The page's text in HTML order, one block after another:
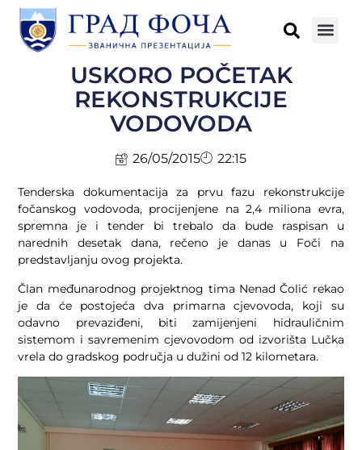
USKORO POČETAK
REKONSTRUKCIJE
VODOVODA
26/05/2015 22:15
Tenderska dokumentacija za prvu fazu rekonstrukcije
fočanskog vodovoda, procijenjene na 2,4 miliona evra,
spremna je i tender bi trebalo da bude raspisan u
narednih desetak dana, rečeno je danas u Foči na
predstavljanju ovog projekta.
Član međunarodnog projektnog tima Nenad Čolić rekao
je da će postojeća dva primarna cjevovoda, koji su
odavno prevaziđeni, biti zamijenjeni hidrauličnim
sistemom i savremenim cjevovodom od izvorišta Lučka
vrela do gradskog područja u dužini od 12 kilometara.